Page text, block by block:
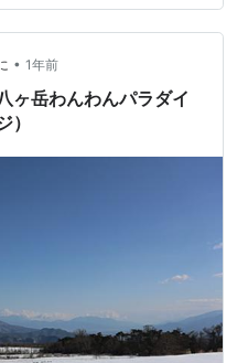
人間の顔に擦り寄せた
ュンキュンと遊んでアピ
心人物になりました。 こ
い😌 ひっくり…
• 1年前
ヶ岳わんわんパラダイ
）